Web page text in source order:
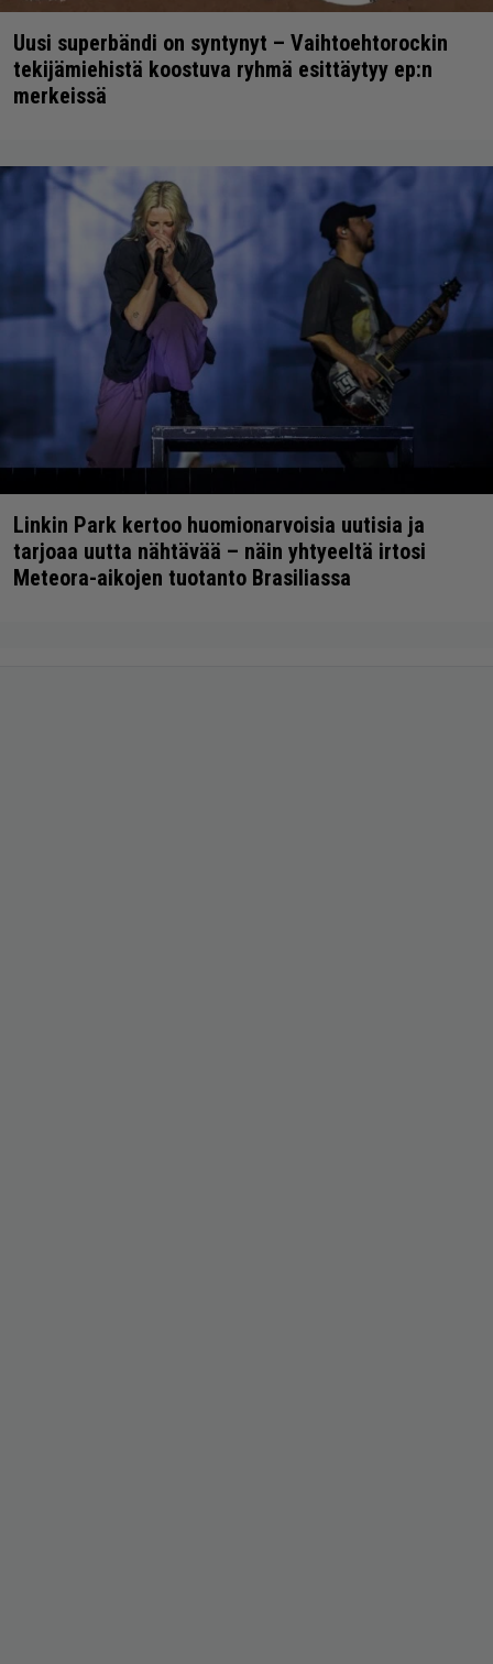
Uusi superbändi on syntynyt – Vaihtoehtorockin
tekijämiehistä koostuva ryhmä esittäytyy ep:n
merkeissä
Linkin Park kertoo huomionarvoisia uutisia ja
tarjoaa uutta nähtävää – näin yhtyeeltä irtosi
Meteora-aikojen tuotanto Brasiliassa